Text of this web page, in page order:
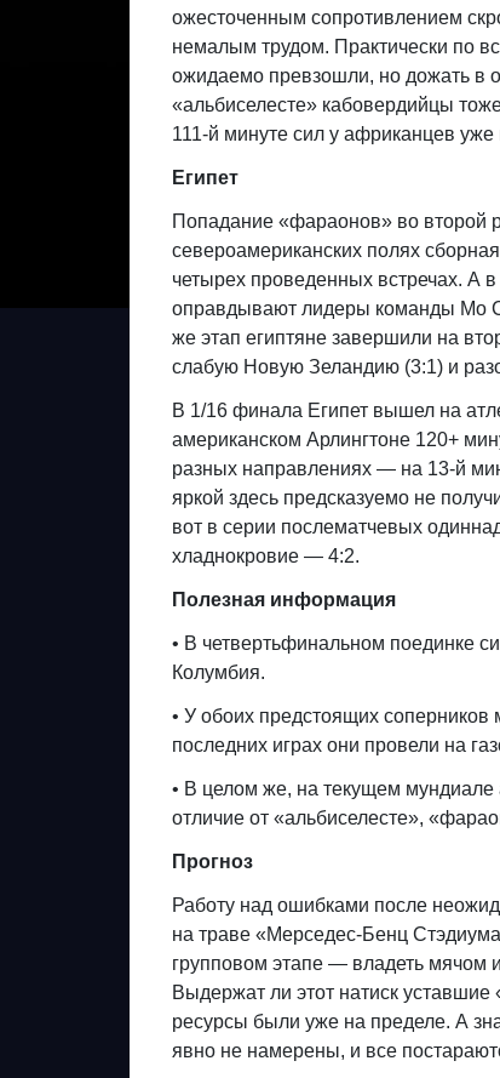
ожесточенным сопротивлением
немалым трудом. Практически по
ожидаемо превзошли, но дожать в
«альбиселесте» кабовердийцы
111-й минуте сил у африканцев
Египет
Попадание «фараонов» во второй
североамериканских полях
четырех проведенных встречах. А
оправдывают лидеры команды Мо
же этап египтяне завершили на
слабую Новую Зеландию (3:1) и
В 1/16 финала Египет вышел на
американском Арлингтоне 120+
разных направлениях — на 13-й
яркой здесь предсказуемо не
вот в серии послематчевых
хладнокровие — 4:2.
Полезная информация
• В четвертьфинальном поединке
Колумбия.
• У обоих предстоящих соперников
последних играх они провели на
• В целом же, на текущем мундиале
отличие от «альбиселесте»,
Прогноз
Работу над ошибками после
на траве «Мерседес-Бенц
групповом этапе — владеть мячом
Выдержат ли этот натиск
ресурсы были уже на пределе. А
явно не намерены, и все